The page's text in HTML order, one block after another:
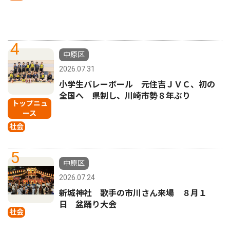
4
トップニュ
ース
社会
中原区
2026.07.31
小学生バレーボール 元住吉ＪＶＣ、初の
全国へ 県制し、川崎市勢８年ぶり
5
社会
中原区
2026.07.24
新城神社 歌手の市川さん来場 ８月１
日 盆踊り大会